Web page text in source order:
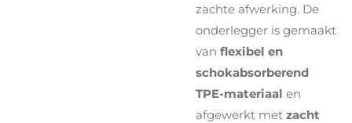
zachte afwerking. De
onderlegger is gemaakt
van flexibel en
schokabsorberend
TPE-materiaal en
afgewerkt met zacht